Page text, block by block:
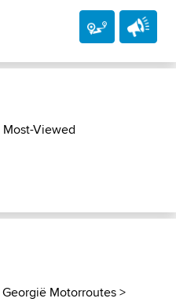
Most-Viewed
Georgië Motorroutes>